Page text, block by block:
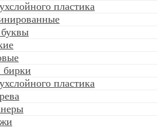
пластика
пластика